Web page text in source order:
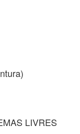
LIVRES